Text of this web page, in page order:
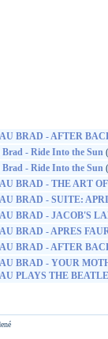
BRAD - AFTER
Brad - Ride Into the Sun
Brad - Ride Into the Sun
BRAD - THE ART
BRAD - SUITE:
BRAD - JACOB'S
BRAD - APRES
BRAD - AFTER
BRAD - YOUR
PLAYS THE